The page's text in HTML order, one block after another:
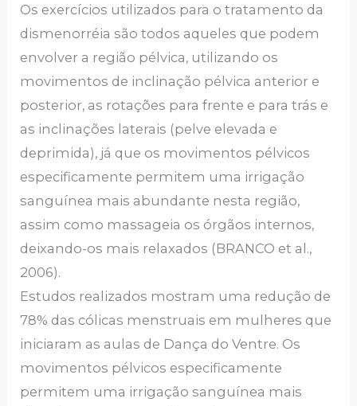
Os exercícios utilizados para o tratamento da
dismenorréia são todos aqueles que podem
envolver a região pélvica, utilizando os
movimentos de inclinação pélvica anterior e
posterior, as rotações para frente e para trás e
as inclinações laterais (pelve elevada e
deprimida), já que os movimentos pélvicos
especificamente permitem uma irrigação
sanguínea mais abundante nesta região,
assim como massageia os órgãos internos,
deixando-os mais relaxados (BRANCO et al.,
2006).
Estudos realizados mostram uma redução de
78% das cólicas menstruais em mulheres que
iniciaram as aulas de Dança do Ventre. Os
movimentos pélvicos especificamente
permitem uma irrigação sanguínea mais